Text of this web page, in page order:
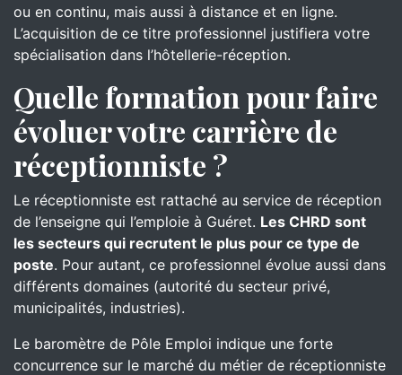
ou en continu, mais aussi à distance et en ligne.
L’acquisition de ce titre professionnel justifiera votre
spécialisation dans l’hôtellerie-réception.
Quelle formation pour faire
évoluer votre carrière de
réceptionniste ?
Le réceptionniste est rattaché au service de réception
de l’enseigne qui l’emploie à Guéret. Les CHRD sont
les secteurs qui recrutent le plus pour ce type de
poste. Pour autant, ce professionnel évolue aussi dans
différents domaines (autorité du secteur privé,
municipalités, industries).
Le baromètre de Pôle Emploi indique une forte
concurrence sur le marché du métier de réceptionniste